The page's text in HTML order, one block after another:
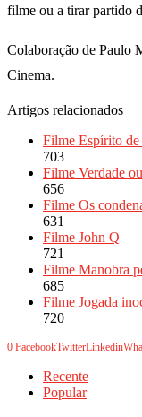
filme ou a tirar partido
Colaboração de Paulo
Cinema.
Artigos relacionados
Filme Espírito de
703
Filme Verdade
656
Filme Os
631
Filme John Q
721
Filme Manobra
685
Filme Jogada
720
0 FacebookTwitterLinkedin
Recente
Popular